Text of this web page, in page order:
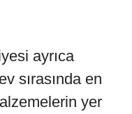
ayrıca
sırasında en
yer